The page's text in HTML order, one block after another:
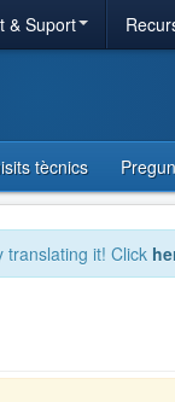
& Suport
tècnics
translating it! Click